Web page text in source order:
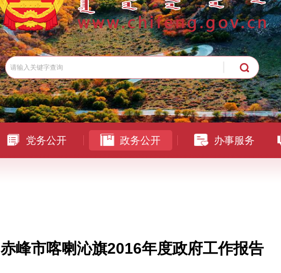
党务公开 政务公开 办事服务
赤峰市喀喇沁旗2016年度政府工作报告